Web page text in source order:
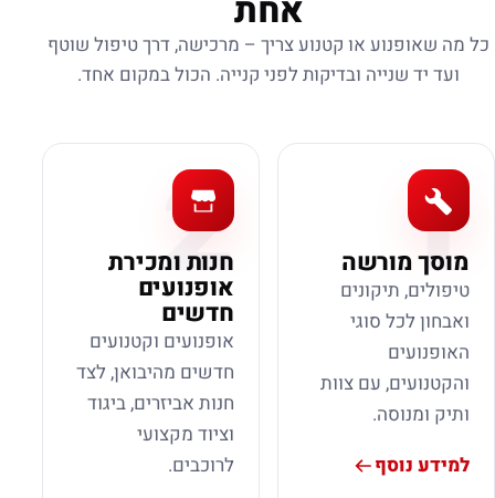
אחת
כל מה שאופנוע או קטנוע צריך – מרכישה, דרך טיפול שוטף
ועד יד שנייה ובדיקות לפני קנייה. הכול במקום אחד.
1
מוסך מורשה
טיפולים, תיקונים
ואבחון לכל סוגי
האופנועים
והקטנועים, עם צוות
ותיק ומנוסה.
למידע נוסף
2
חנות ומכירת
אופנועים
חדשים
אופנועים וקטנועים
חדשים מהיבואן, לצד
חנות אביזרים, ביגוד
וציוד מקצועי
לרוכבים.